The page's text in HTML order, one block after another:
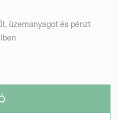
üzemanyagot és pénzt